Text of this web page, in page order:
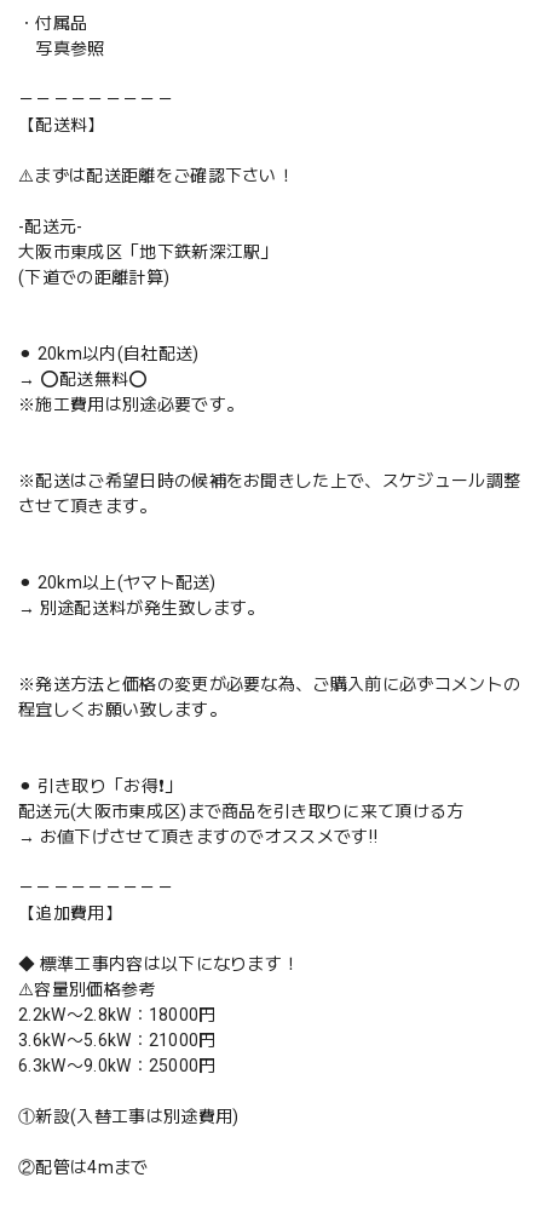
・付属品
写真参照
－－－－－－－－－
【配送料】
⚠️まずは配送距離をご確認下さい！
-配送元-
大阪市東成区「地下鉄新深江駅」
(下道での距離計算)
⚫︎ 20km以内(自社配送)
→ ⭕️配送無料⭕️
※施工費用は別途必要です。
※配送はご希望日時の候補をお聞きした上で、スケジュール調整
させて頂きます。
⚫︎ 20km以上(ヤマト配送)
→ 別途配送料が発生致します。
※発送方法と価格の変更が必要な為、ご購入前に必ずコメントの
程宜しくお願い致します。
⚫︎ 引き取り「お得❗️」
配送元(大阪市東成区)まで商品を引き取りに来て頂ける方
→ お値下げさせて頂きますのでオススメです‼️
－－－－－－－－－
【追加費用】
◆ 標準工事内容は以下になります！
⚠️容量別価格参考
2.2kW〜2.8kW：18000円
3.6kW〜5.6kW：21000円
6.3kW〜9.0kW：25000円
①新設(入替工事は別途費用)
②配管は4mまで